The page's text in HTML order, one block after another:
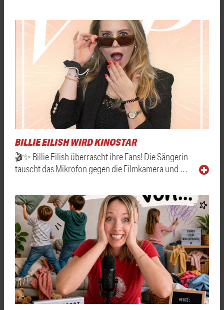
BILLIE EILISH WIRD KINOSTAR
🎬✨ Billie Eilish überrascht ihre Fans! Die Sängerin
tauscht das Mikrofon gegen die Filmkamera und …